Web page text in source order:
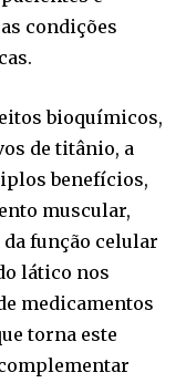
condições
bioquímicos,
de titânio, a
benefícios,
muscular,
função celular
lático nos
medicamentos
torna este